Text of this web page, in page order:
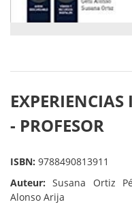
- PROFESOR
ISBN: 9788490813911
Auteur:Susana Ortiz
Alonso Arija